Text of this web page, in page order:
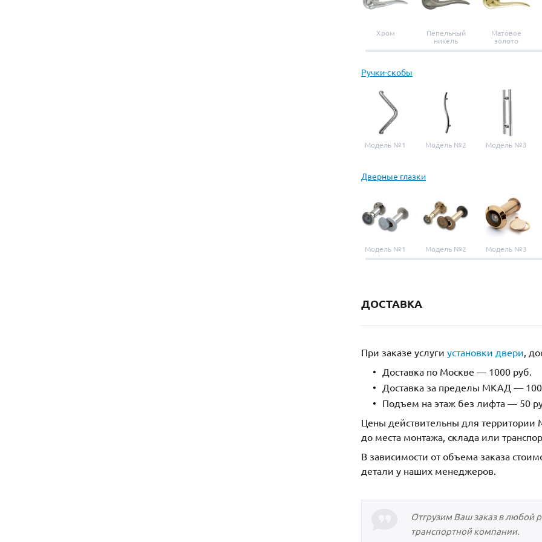
Хром
Пепельный
никель
Матовое
золото
Ручки-скобы
Модель №1 Модель №2 Модель №3
Дверные глазки
Модель №1 Модель №2 Модель №3
ДОСТАВКА
При заказе услуги установки двери,
Доставка по Москве — 1000 руб.
Доставка за пределы МКАД —
Подъем на этаж без лифта — 50
Цены действительны для территории
до места монтажа, склада или
В зависимости от объема заказа
детали у наших менеджеров.
Отгрузим Ваш заказ в любой
транспортной компании.